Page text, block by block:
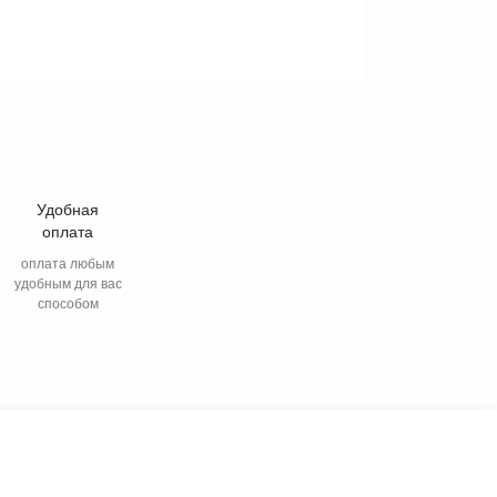
Удобная
оплата
оплата любым
удобным для вас
способом